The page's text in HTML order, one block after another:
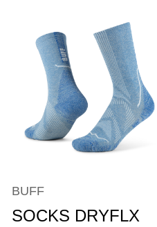
BUFF
SOCKS DRYFLX